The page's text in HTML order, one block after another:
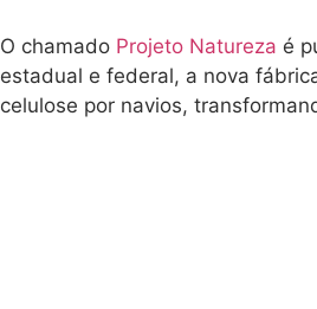
O chamado Projeto Natureza é
estadual e federal, a nova
celulose por navios,